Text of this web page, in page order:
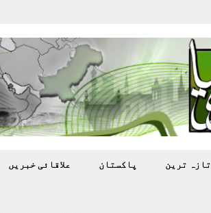
تازہ ترين پاکستان علاقائی خبريں